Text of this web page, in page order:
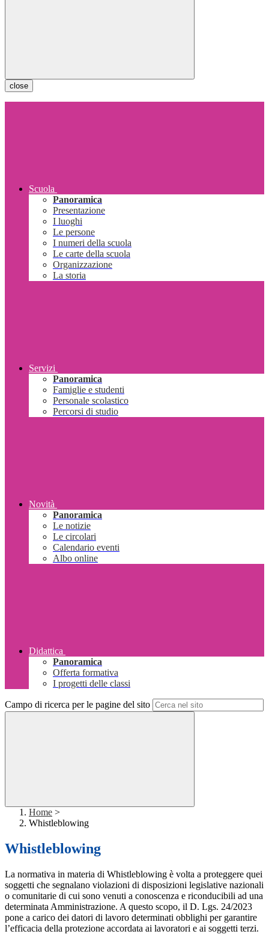
close
Scuola
Panoramica
Presentazione
I luoghi
Le persone
I numeri della scuola
Le carte della scuola
Organizzazione
La storia
Servizi
Panoramica
Famiglie e studenti
Personale scolastico
Percorsi di studio
Novità
Panoramica
Le notizie
Le circolari
Calendario eventi
Albo online
Didattica
Panoramica
Offerta formativa
I progetti delle classi
Campo di ricerca per le pagine del sito
Home >
Whistleblowing
Whistleblowing
La normativa in materia di Whistleblowing è volta a proteggere quei
soggetti che segnalano violazioni di disposizioni legislative nazionali
o comunitarie di cui sono venuti a conoscenza e riconducibili ad una
determinata Amministrazione. A questo scopo, il D. Lgs. 24/2023
pone a carico dei datori di lavoro determinati obblighi per garantire
l’efficacia della protezione accordata ai lavoratori e ai soggetti terzi.